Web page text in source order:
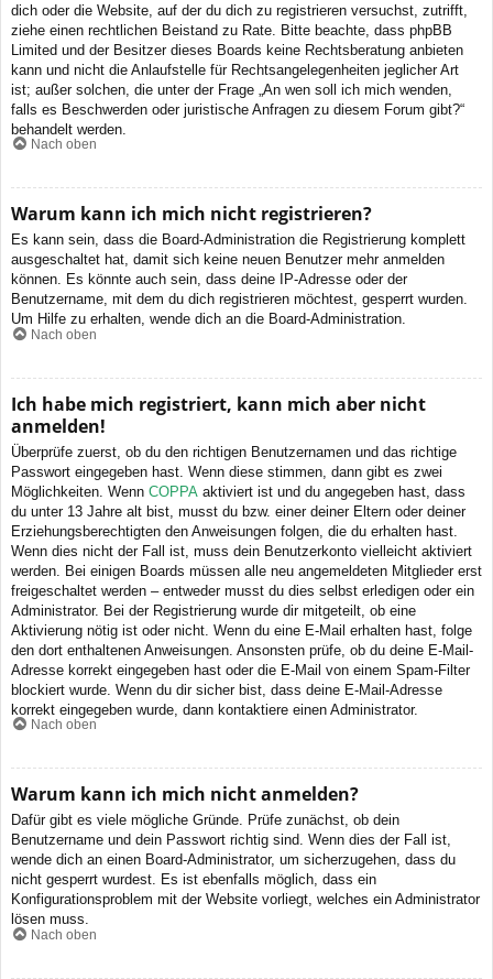
dich oder die Website, auf der du dich zu registrieren versuchst, zutrifft,
ziehe einen rechtlichen Beistand zu Rate. Bitte beachte, dass phpBB
Limited und der Besitzer dieses Boards keine Rechtsberatung anbieten
kann und nicht die Anlaufstelle für Rechtsangelegenheiten jeglicher Art
ist; außer solchen, die unter der Frage „An wen soll ich mich wenden,
falls es Beschwerden oder juristische Anfragen zu diesem Forum gibt?“
behandelt werden.
Nach oben
Warum kann ich mich nicht registrieren?
Es kann sein, dass die Board-Administration die Registrierung komplett
ausgeschaltet hat, damit sich keine neuen Benutzer mehr anmelden
können. Es könnte auch sein, dass deine IP-Adresse oder der
Benutzername, mit dem du dich registrieren möchtest, gesperrt wurden.
Um Hilfe zu erhalten, wende dich an die Board-Administration.
Nach oben
Ich habe mich registriert, kann mich aber nicht
anmelden!
Überprüfe zuerst, ob du den richtigen Benutzernamen und das richtige
Passwort eingegeben hast. Wenn diese stimmen, dann gibt es zwei
Möglichkeiten. Wenn COPPA aktiviert ist und du angegeben hast, dass
du unter 13 Jahre alt bist, musst du bzw. einer deiner Eltern oder deiner
Erziehungsberechtigten den Anweisungen folgen, die du erhalten hast.
Wenn dies nicht der Fall ist, muss dein Benutzerkonto vielleicht aktiviert
werden. Bei einigen Boards müssen alle neu angemeldeten Mitglieder erst
freigeschaltet werden – entweder musst du dies selbst erledigen oder ein
Administrator. Bei der Registrierung wurde dir mitgeteilt, ob eine
Aktivierung nötig ist oder nicht. Wenn du eine E-Mail erhalten hast, folge
den dort enthaltenen Anweisungen. Ansonsten prüfe, ob du deine E-Mail-
Adresse korrekt eingegeben hast oder die E-Mail von einem Spam-Filter
blockiert wurde. Wenn du dir sicher bist, dass deine E-Mail-Adresse
korrekt eingegeben wurde, dann kontaktiere einen Administrator.
Nach oben
Warum kann ich mich nicht anmelden?
Dafür gibt es viele mögliche Gründe. Prüfe zunächst, ob dein
Benutzername und dein Passwort richtig sind. Wenn dies der Fall ist,
wende dich an einen Board-Administrator, um sicherzugehen, dass du
nicht gesperrt wurdest. Es ist ebenfalls möglich, dass ein
Konfigurationsproblem mit der Website vorliegt, welches ein Administrator
lösen muss.
Nach oben